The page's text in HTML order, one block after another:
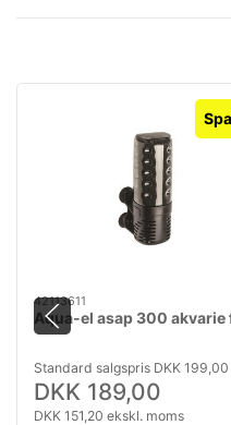
42113611
Aqua-el asap 300 akvarie
Standard salgspris DKK 199,00
DKK 189,00
DKK 151,20 ekskl. moms